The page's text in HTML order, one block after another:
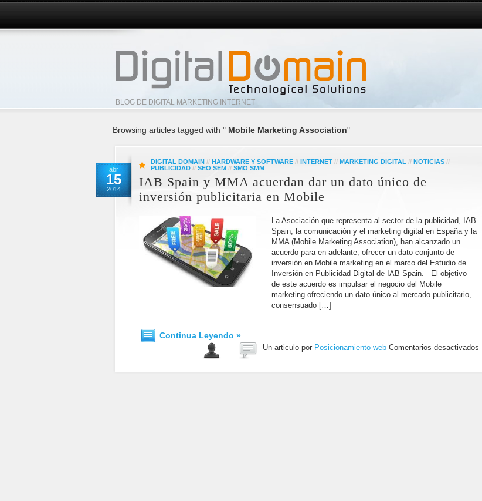
BLOG DE DIGITAL MARKETING INTERNET
Browsing articles tagged with " Mobile Marketing Association"
abr
15
2014
DIGITAL DOMAIN // HARDWARE Y SOFTWARE // INTERNET // MARKETING DIGITAL // NOTICIAS //
PUBLICIDAD // SEO SEM // SMO SMM
IAB Spain y MMA acuerdan dar un dato único de
inversión publicitaria en Mobile
La Asociación que representa al sector de la publicidad, IAB
Spain, la comunicación y el marketing digital en España y la
MMA (Mobile Marketing Association), han alcanzado un
acuerdo para en adelante, ofrecer un dato conjunto de
inversión en Mobile marketing en el marco del Estudio de
Inversión en Publicidad Digital de IAB Spain. El objetivo
de este acuerdo es impulsar el negocio del Mobile
marketing ofreciendo un dato único al mercado publicitario,
consensuado […]
Continua Leyendo »
Un articulo por Posicionamiento web Comentarios desactivados